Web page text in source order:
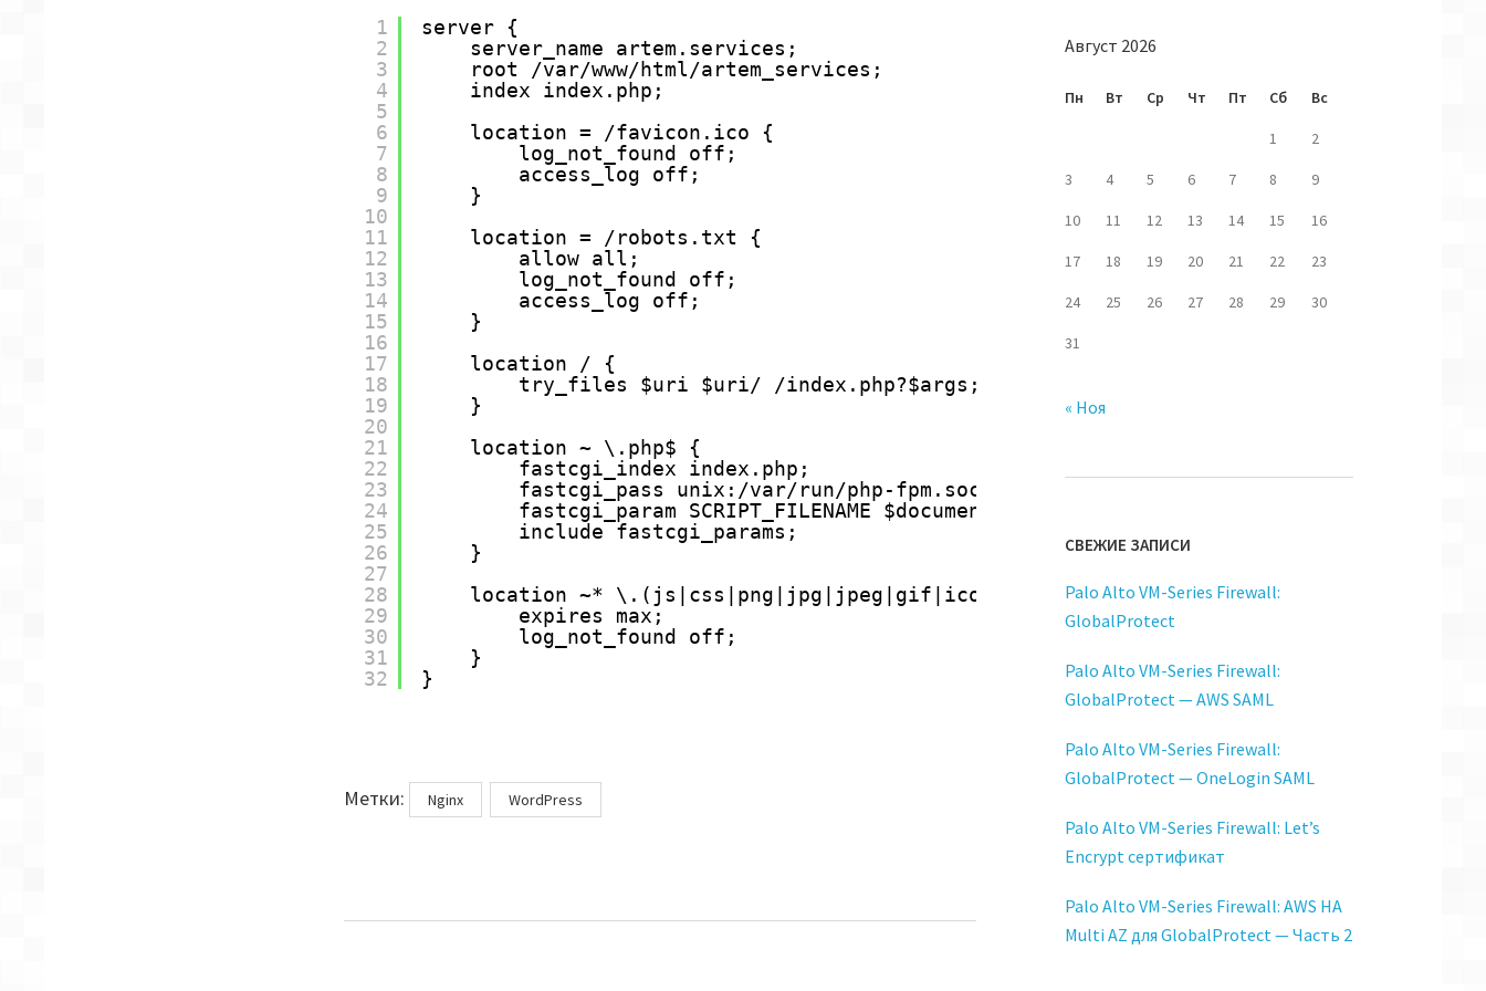
1
2
3
4
5
6
7
8
9
10
11
12
13
14
15
16
17
18
19
20
21
22
23
24
25
26
27
28
29
30
31
32
server {
server_name artem.services;
root
/var/www/html/artem_services ;
index index.php;
location =
/favicon .ico {
log_not_found off;
access_log off;
}
location =
/robots .txt {
allow all;
log_not_found off;
access_log off;
}
location / {
try_files $uri $uri/
/index .php?$args;
}
location ~ \.php$ {
fastcgi_index index.php;
fastcgi_pass unix: /var/run/php-fpm .sock;
fastcgi_param SCRIPT_FILENAME $document_root$fastcgi_script_name;
include fastcgi_params;
}
location ~* \.(js|css|png|jpg|jpeg|gif|ico)$ {
expires max;
log_not_found off;
}
}
Метки: Метки
Nginx WordPress
Август 2026
Пн Вт Ср Чт Пт Сб Вс
1 2
3 4 5 6 7 8 9
10 11 12 13 14 15 16
17 18 19 20 21 22 23
24 25 26 27 28 29 30
31
« Ноя
СВЕЖИЕ ЗАПИСИ
Palo Alto VM-Series Firewall:
GlobalProtect
Palo Alto VM-Series Firewall:
GlobalProtect — AWS SAML
Palo Alto VM-Series Firewall:
GlobalProtect — OneLogin SAML
Palo Alto VM-Series Firewall: Let’s
Encrypt сертификат
Palo Alto VM-Series Firewall: AWS HA
Multi AZ для GlobalProtect — Часть 2